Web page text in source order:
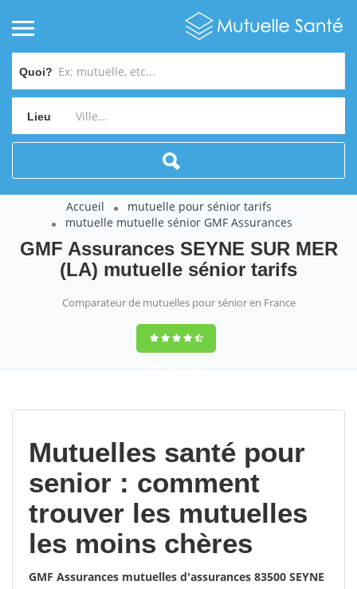
Quoi?
Lieu
Accueil
mutuelle pour sénior tarifs
mutuelle mutuelle sénior GMF Assurances
GMF Assurances SEYNE SUR MER
(LA) mutuelle sénior tarifs
Comparateur de mutuelles pour sénior en France
9,2(100%)452
Mutuelles santé pour
senior : comment
trouver les mutuelles
les moins chères
GMF Assurances mutuelles d'assurances 83500 SEYNE